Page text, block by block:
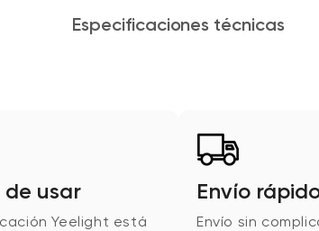
Especificaciones técnicas
de usar
Yeelight está
Envío
Envío sin